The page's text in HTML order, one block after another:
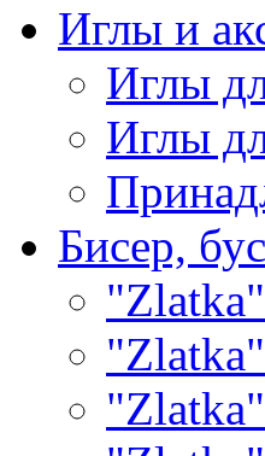
Иглы и
Иглы
Иглы
Бисер,